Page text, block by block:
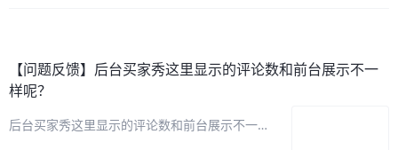
【问题反馈】 后台买家秀这里显示的评论数和前台展示不一
样呢？
后台买家秀这里显示的评论数和前台展示不一样